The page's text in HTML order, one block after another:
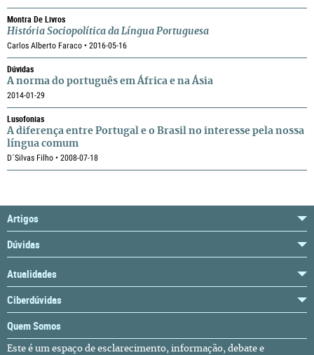
Montra De Livros
História Sociopolítica da Língua Portuguesa
Carlos Alberto Faraco • 2016-05-16
Dúvidas
A norma do português em África e na Ásia
2014-01-29
Lusofonias
A diferença entre Portugal e o Brasil no interesse pela nossa
língua comum
D´Silvas Filho • 2008-07-18
Artigos
Dúvidas
Atualidades
Ciberdúvidas
Quem Somos
Este é um espaço de esclarecimento, informação, debate e